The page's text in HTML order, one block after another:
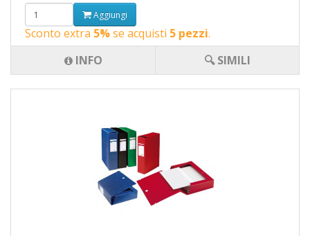
Aggiungi
Sconto extra 5%se acquisti 5 pezzi.
INFO
🔍 SIMILI